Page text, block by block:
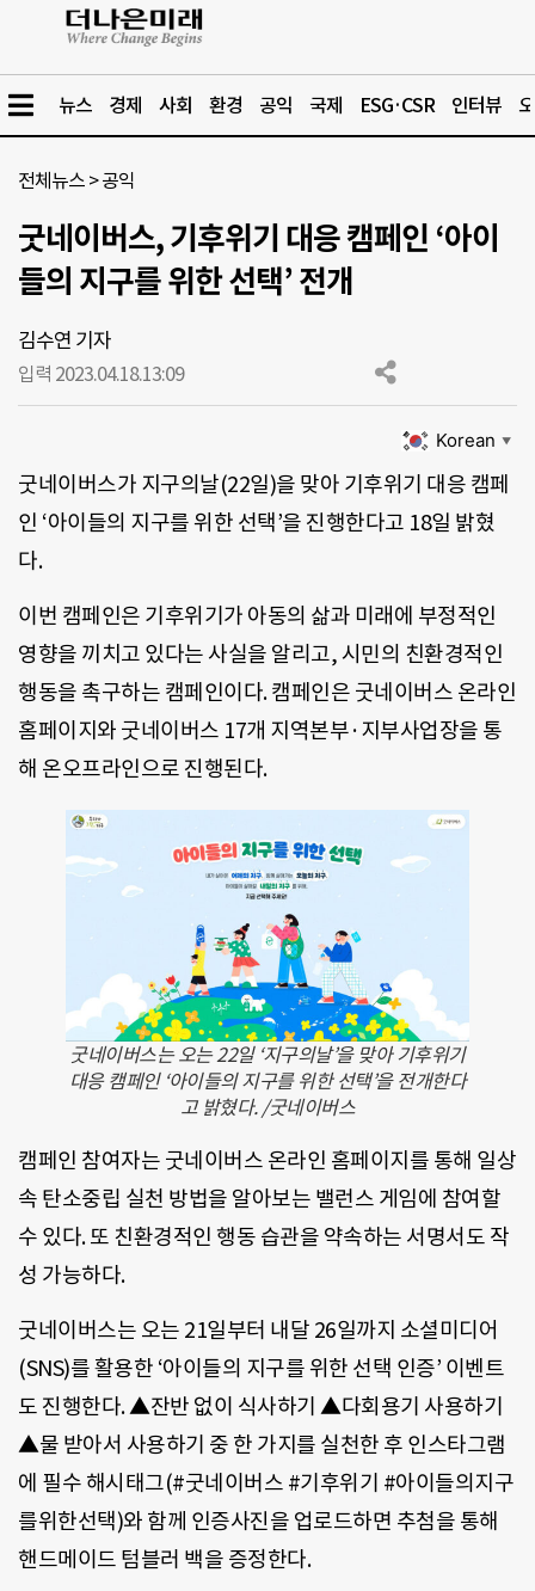
뉴스 경제 사회 환경 공익 국제 ESG·CSR 인터뷰
전체뉴스 >공익
굿네이버스, 기후위기 대응 캠페인 ‘아이
들의 지구를 위한 선택’ 전개
김수연 기자
입력 2023.04.18.13:09
Korean ▼
굿네이버스가 지구의날(22일)을 맞아 기후위기 대응 캠페
인 ‘아이들의 지구를 위한 선택’을 진행한다고 18일 밝혔
다.
이번 캠페인은 기후위기가 아동의 삶과 미래에 부정적인
영향을 끼치고 있다는 사실을 알리고, 시민의 친환경적인
행동을 촉구하는 캠페인이다. 캠페인은 굿네이버스 온라인
홈페이지와 굿네이버스 17개 지역본부·지부사업장을 통
해 온오프라인으로 진행된다.
굿네이버스는 오는 22일 ‘지구의날’을 맞아 기후위기
대응 캠페인 ‘아이들의 지구를 위한 선택’을 전개한다
고 밝혔다. /굿네이버스
캠페인 참여자는 굿네이버스 온라인 홈페이지를 통해 일상
속 탄소중립 실천 방법을 알아보는 밸런스 게임에 참여할
수 있다. 또 친환경적인 행동 습관을 약속하는 서명서도 작
성 가능하다.
굿네이버스는 오는 21일부터 내달 26일까지 소셜미디어
(SNS)를 활용한 ‘아이들의 지구를 위한 선택 인증’ 이벤트
도 진행한다. ▲잔반 없이 식사하기 ▲다회용기 사용하기
▲물 받아서 사용하기 중 한 가지를 실천한 후 인스타그램
에 필수 해시태그(#굿네이버스 #기후위기 #아이들의지구
를위한선택)와 함께 인증사진을 업로드하면 추첨을 통해
핸드메이드 텀블러 백을 증정한다.